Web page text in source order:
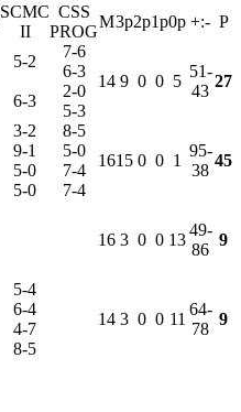
SCMC
II
CSS
PROG
M3p2p1p0p +:- P
5-2
7-6
6-3
14 9 0 0 5
51-
43
27
6-3
2-0
5-3
3-2
9-1
8-5
5-0
1615 0 0 1
95-
38
45
5-0
5-0
7-4
7-4
16 3 0 0 13
49-
86
9
5-4
6-4
14 3 0 0 11
64-
78
9
4-7
8-5